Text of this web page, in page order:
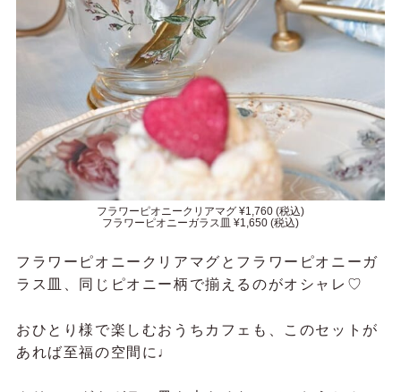
フラワーピオニークリアマグ ¥1,760 (税込)
フラワーピオニーガラス皿 ¥1,650 (税込)
フラワーピオニークリアマグと フラワーピオニーガ
ラス皿、同じピオニー柄で揃えるのがオシャレ♡
おひとり様で楽しむおうちカフェも、このセットが
あれば至福の空間に♩